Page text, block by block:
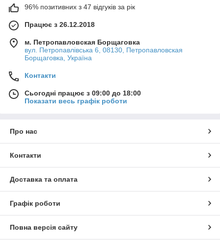
96% позитивних з 47 відгуків за рік
Працює з 26.12.2018
м. Петропавловская Борщаговка
вул. Петропавлівська 6, 08130, Петропавловская
Борщаговка, Україна
Контакти
Сьогодні працює з 09:00 до 18:00
Показати весь графік роботи
Про нас
Контакти
Доставка та оплата
Графік роботи
Повна версія сайту